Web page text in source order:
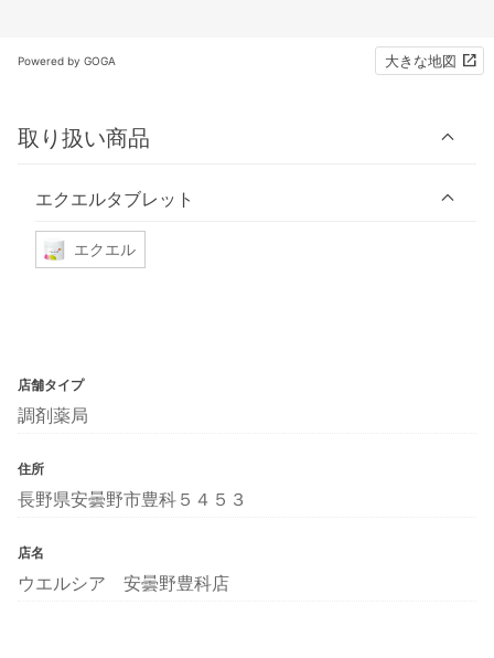
Powered by GOGA 大きな地図
取り扱い商品
エクエルタブレット
エクエル
店舗タイプ
調剤薬局
住所
長野県安曇野市豊科５４５３
店名
ウエルシア 安曇野豊科店